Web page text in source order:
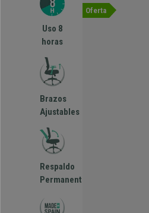
Uso 8
horas
Brazos
Ajustables
Respaldo
Permanente
Oferta